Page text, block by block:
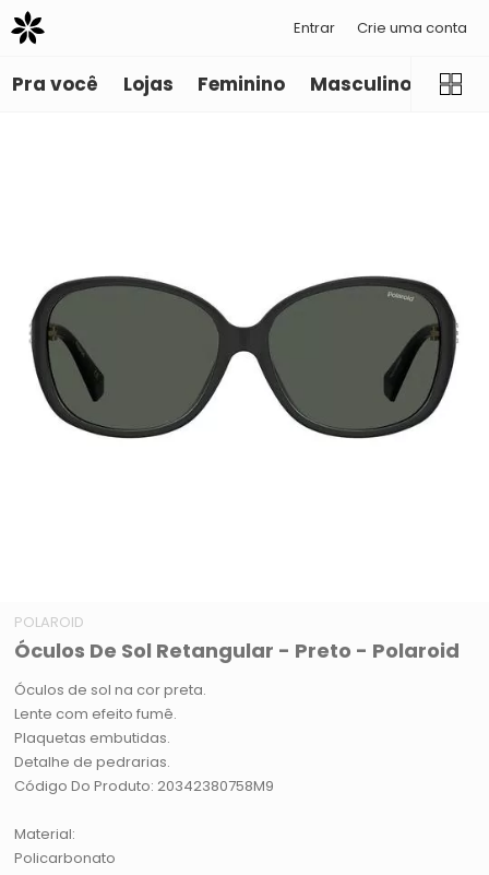
Entrar Crie uma conta
Pra você Lojas Feminino Masculino
POLAROID
Óculos De Sol Retangular - Preto - Polaroid
Óculos de sol na cor preta.
Lente com efeito fumê.
Plaquetas embutidas.
Detalhe de pedrarias.
Código Do Produto: 20342380758M9
Material:
Policarbonato